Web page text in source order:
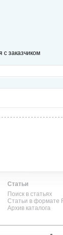
с заказчиком
Статьи
Поиск в статьях
Статьи в формате
Архив каталога